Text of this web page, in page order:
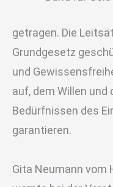
getragen. Die
Grundgesetz
und
auf, dem Willen
Bedürfnissen des
garantieren.
Gita Neumann vom